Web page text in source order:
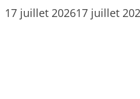
17 juillet 202617 juillet